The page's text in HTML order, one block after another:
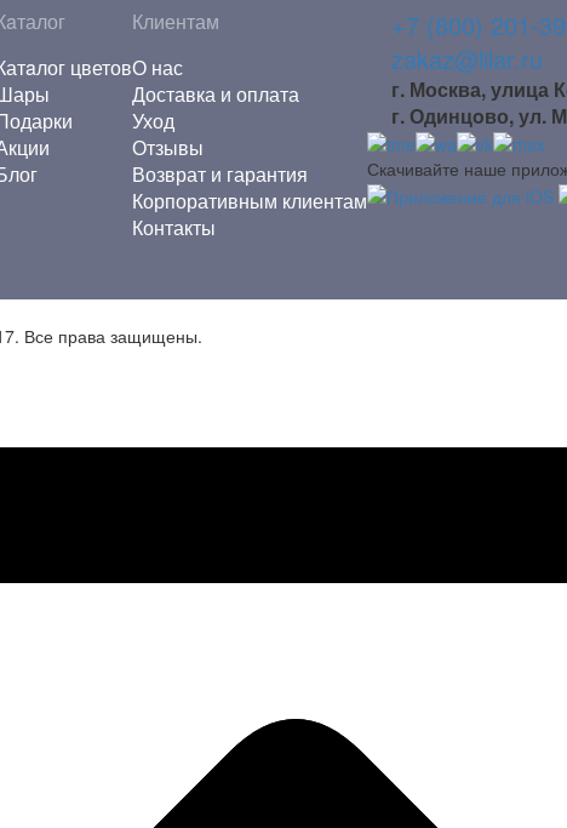
цветов
Клиентам
О нас
Доставка и оплата
Уход
Отзывы
Возврат и гарантия
Корпоративным клиентам
Контакты
+7 (800) 201-
zakaz@lilar.ru
г. Москва, улица
г. Одинцoво, ул.
Скачивайте наше
Все права защищены.